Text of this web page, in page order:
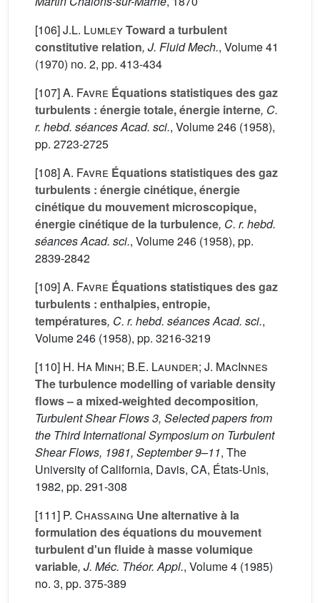
[106]J.L. LumleyToward a turbulent
constitutive relation, J. Fluid Mech., Volume 41
(1970) no. 2, pp. 413-434
[107]A. Favre Équations statistiques des gaz
turbulents : énergie totale, énergie interne, C.
r. hebd. séances Acad. sci., Volume 246 (1958),
pp. 2723-2725
[108]A. Favre Équations statistiques des gaz
turbulents : énergie cinétique, énergie
cinétique du mouvement microscopique,
énergie cinétique de la turbulence, C. r. hebd.
séances Acad. sci., Volume 246 (1958), pp.
2839-2842
[109]A. Favre Équations statistiques des gaz
turbulents : enthalpies, entropie,
températures, C. r. hebd. séances Acad. sci.,
Volume 246 (1958), pp. 3216-3219
[110] H. Ha Minh; B.E. Launder; J. MacInnes
The turbulence modelling of variable density
flows – a mixed-weighted decomposition,
Turbulent Shear Flows 3, Selected papers from
the Third International Symposium on Turbulent
Shear Flows, 1981, September 9–11, The
University of California, Davis, CA, États-Unis,
1982, pp. 291-308
[111] P. Chassaing Une alternative à la
formulation des équations du mouvement
turbulent d'un fluide à masse volumique
variable, J. Méc. Théor. Appl., Volume 4 (1985)
no. 3, pp. 375-389